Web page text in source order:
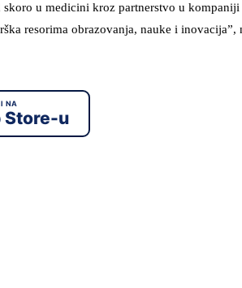
u medicini kroz partnerstvo u
resorima obrazovanja, nauke i inovacija”,
NA
Store-u